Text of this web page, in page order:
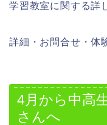
学習教室に関する詳
詳細・お問合せ・体
4月から中高
さんへ